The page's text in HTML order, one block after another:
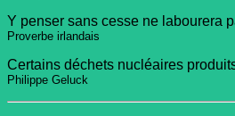
Y penser sans cesse ne labourera
Proverbe irlandais
Certains déchets nucléaires
Philippe Geluck